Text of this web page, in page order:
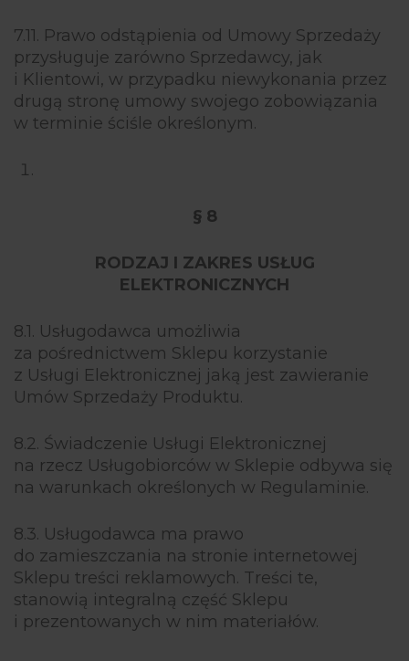
7.11. Prawo odstąpienia od Umowy Sprzedaży
przysługuje zarówno Sprzedawcy, jak
i Klientowi, w przypadku niewykonania przez
drugą stronę umowy swojego zobowiązania
w terminie ściśle określonym.
§ 8
RODZAJ I ZAKRES USŁUG
ELEKTRONICZNYCH
8.1. Usługodawca umożliwia
za pośrednictwem Sklepu korzystanie
z Usługi Elektronicznej jaką jest zawieranie
Umów Sprzedaży Produktu.
8.2. Świadczenie Usługi Elektronicznej
na rzecz Usługobiorców w Sklepie odbywa się
na warunkach określonych w Regulaminie.
8.3. Usługodawca ma prawo
do zamieszczania na stronie internetowej
Sklepu treści reklamowych. Treści te,
stanowią integralną część Sklepu
i prezentowanych w nim materiałów.